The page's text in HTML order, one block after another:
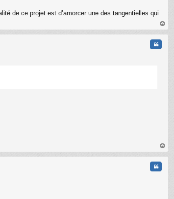
de ce projet est d’amorcer une des tangentielles qui
au
au